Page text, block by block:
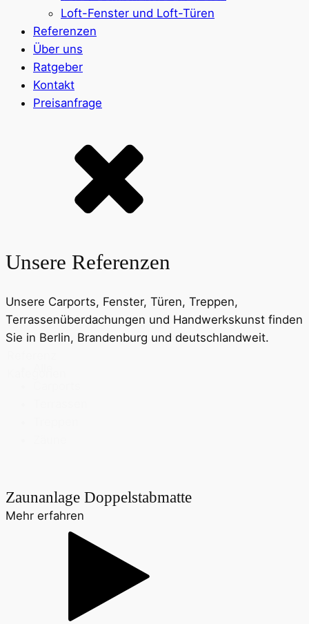
Loft-Fenster und Loft-Türen
Referenzen
Über uns
Ratgeber
Kontakt
Preisanfrage
Unsere Referenzen
Unsere Carports, Fenster, Türen, Treppen,
Terrassenüberdachungen und Handwerkskunst finden
Sie in Berlin, Brandenburg und deutschlandweit.
Zaunanlage Doppelstabmatte
Mehr erfahren